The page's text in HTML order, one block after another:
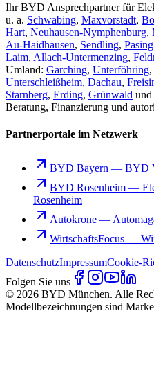
Ihr BYD Ansprechpartner für
u. a. Schwabing, Maxvorstadt,
Hart, Neuhausen-Nymphenburg,
Au-Haidhausen, Sendling,
Laim, Allach-Untermenzing,
Umland: Garching, Unterföhring,
Unterschleißheim, Dachau,
Starnberg, Erding, Grünwald und
Beratung, Finanzierung und
Partnerportale im Netzwerk
BYD Bayern — BYD
BYD Rosenheim —
Rosenheim
Autokrone —
WirtschaftsFocus —
DatenschutzImpressumCookie-
Folgen Sie uns
© 2026 BYD München. Alle
Modellbezeichnungen sind